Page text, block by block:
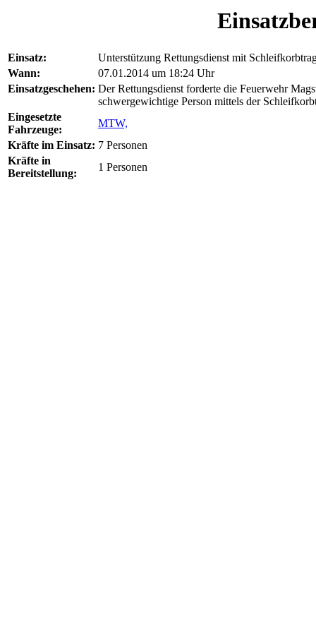
Einsatz:
Unterstützung Rettungsdienst mit
Wann:
07.01.2014 um 18:24 Uhr
Einsatzgeschehen: Der Rettungsdienst forderte die Feuerwehr
schwergewichtige Person mittels der
Eingesetzte
Fahrzeuge:
MTW,
Kräfte im Einsatz: 7 Personen
Kräfte in
Bereitstellung:
1 Personen